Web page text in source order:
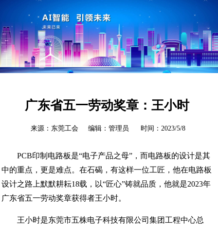
广东省五一劳动奖章：王小时
来源：东莞工会 编辑：管理员 时间：2023/5/8
PCB印制电路板是“电子产品之母”，而电路板的设计是其
中的重点，更是难点。在石碣，有这样一位工匠，他在电路板
设计之路上默默耕耘18载，以“匠心”铸就品质，他就是2023年
广东省五一劳动奖章获得者王小时。
王小时是东莞市五株电子科技有限公司集团工程中心总